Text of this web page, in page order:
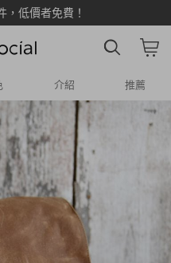
，低價者免費！
介紹 推薦